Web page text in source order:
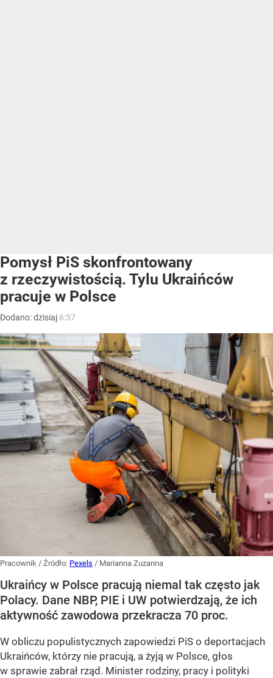
Pomysł PiS skonfrontowany
z rzeczywistością. Tylu Ukraińców
pracuje w Polsce
Dodano:dzisiaj 6:37
Pracownik / Źródło: Pexels / Marianna Zuzanna
Ukraińcy w Polsce pracują niemal tak często jak
Polacy. Dane NBP, PIE i UW potwierdzają, że ich
aktywność zawodowa przekracza 70 proc.
W obliczu populistycznych zapowiedzi PiS o deportacjach
Ukraińców, którzy nie pracują, a żyją w Polsce, głos
w sprawie zabrał rząd. Minister rodziny, pracy i polityki